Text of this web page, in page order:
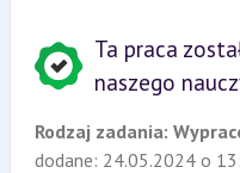
Ta praca
naszego
Rodzaj zadania:
dodane: 24.05.2024 o